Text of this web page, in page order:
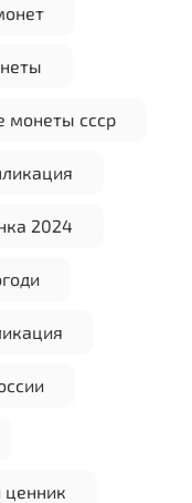
монеты ссср
2024
ценник